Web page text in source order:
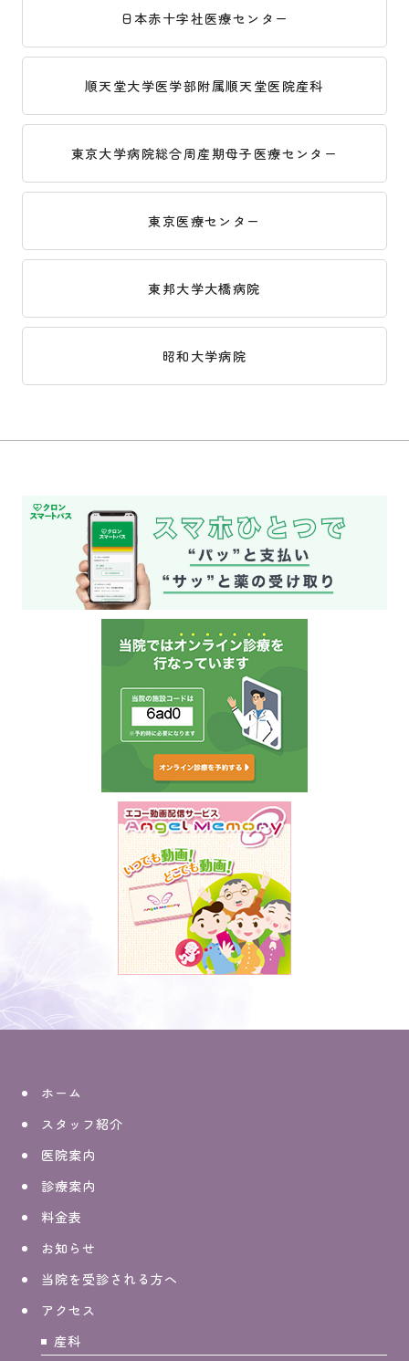
日本赤十字社医療センター
順天堂大学医学部附属順天堂医院産科
東京大学病院総合周産期母子医療センター
東京医療センター
東邦大学大橋病院
昭和大学病院
ホーム
スタッフ紹介
医院案内
診療案内
料金表
お知らせ
当院を受診される方へ
アクセス
産科